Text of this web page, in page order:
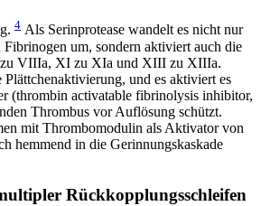
4 Als Serinprotease wandelt es nicht nur
um, sondern aktiviert auch die
VIIIa, XI zu XIa und XIII zu XIIIa.
und es aktiviert es
(thrombin activatable fibrinolysis inhibitor,
Thrombus vor Auflösung schützt.
mit Thrombomodulin als Aktivator von
hemmend in die Gerinnungskaskade
Rückkopplungsschleifen